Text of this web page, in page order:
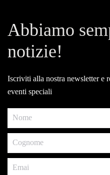
Abbiamo
notizie!
Iscriviti alla nostra newsletter e
eventi speciali